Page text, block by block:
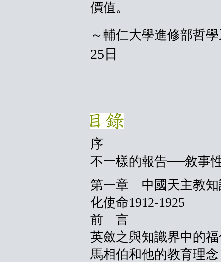
價值。
～輔仁大學進修部哲
25日
序
不一樣的報告──敘事
第一章 中國天主教知
化使命1912-1925
前 言
英斂之與知識界中的福
馬相伯和他的教育理念